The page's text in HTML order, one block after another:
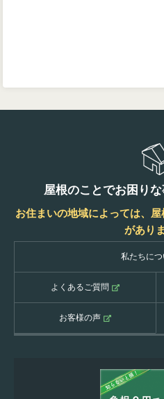
屋根のことでお困り
お住まいの地域によっては、
があり
私たちにつ
よくあるご質問
お客様の声